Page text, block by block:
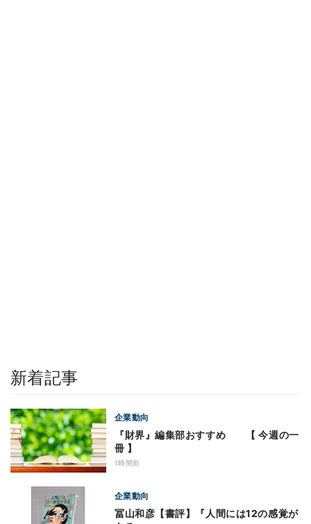
新着記事
企業動向
『財界』編集部おすすめ 【 今週の一
冊 】
1時間前
企業動向
冨山和彦【書評】『人間には12の感覚が